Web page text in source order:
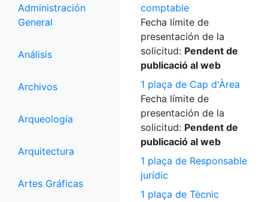
Administración
General
Análisis
Archivos
Arqueología
Arquitectura
Artes Gráficas
comptable
Fecha límite de
presentación de la
solicitud: Pendent de
publicació al web
1 plaça de Cap d'Àrea
Fecha límite de
presentación de la
solicitud: Pendent de
publicació al web
1 plaça de Responsable
jurídic
1 plaça de Tècnic